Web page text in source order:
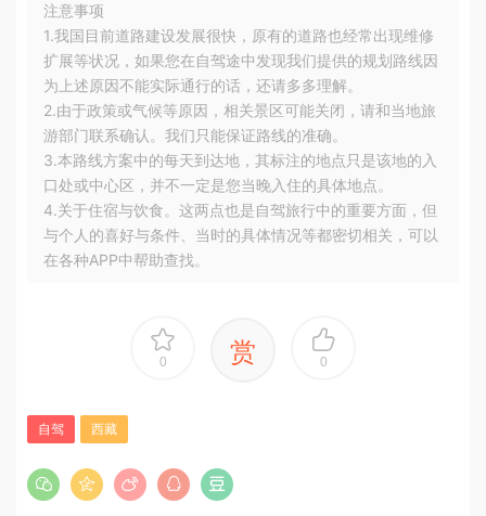
注意事项
1.我国目前道路建设发展很快，原有的道路也经常出现维修
扩展等状况，如果您在自驾途中发现我们提供的规划路线因
为上述原因不能实际通行的话，还请多多理解。
2.由于政策或气候等原因，相关景区可能关闭，请和当地旅
游部门联系确认。我们只能保证路线的准确。
3.本路线方案中的每天到达地，其标注的地点只是该地的入
口处或中心区，并不一定是您当晚入住的具体地点。
4.关于住宿与饮食。这两点也是自驾旅行中的重要方面，但
与个人的喜好与条件、当时的具体情况等都密切相关，可以
在各种APP中帮助查找。
0 赏 0
自驾 西藏